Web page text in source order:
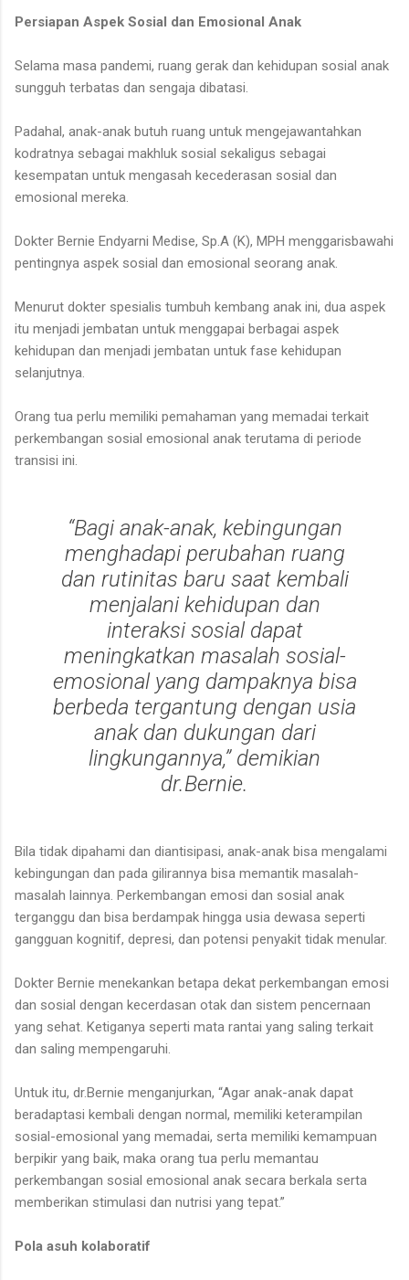
Persiapan Aspek Sosial dan Emosional Anak
Selama masa pandemi, ruang gerak dan kehidupan sosial anak
sungguh terbatas dan sengaja dibatasi.
Padahal, anak-anak butuh ruang untuk mengejawantahkan
kodratnya sebagai makhluk sosial sekaligus sebagai
kesempatan untuk mengasah kecederasan sosial dan
emosional mereka.
Dokter Bernie Endyarni Medise, Sp.A (K), MPH menggarisbawahi
pentingnya aspek sosial dan emosional seorang anak.
Menurut dokter spesialis tumbuh kembang anak ini, dua aspek
itu menjadi jembatan untuk menggapai berbagai aspek
kehidupan dan menjadi jembatan untuk fase kehidupan
selanjutnya.
Orang tua perlu memiliki pemahaman yang memadai terkait
perkembangan sosial emosional anak terutama di periode
transisi ini.
“Bagi anak-anak, kebingungan
menghadapi perubahan ruang
dan rutinitas baru saat kembali
menjalani kehidupan dan
interaksi sosial dapat
meningkatkan masalah sosial-
emosional yang dampaknya bisa
berbeda tergantung dengan usia
anak dan dukungan dari
lingkungannya,” demikian
dr.Bernie.
Bila tidak dipahami dan diantisipasi, anak-anak bisa mengalami
kebingungan dan pada gilirannya bisa memantik masalah-
masalah lainnya. Perkembangan emosi dan sosial anak
terganggu dan bisa berdampak hingga usia dewasa seperti
gangguan kognitif, depresi, dan potensi penyakit tidak menular.
Dokter Bernie menekankan betapa dekat perkembangan emosi
dan sosial dengan kecerdasan otak dan sistem pencernaan
yang sehat. Ketiganya seperti mata rantai yang saling terkait
dan saling mempengaruhi.
Untuk itu, dr.Bernie menganjurkan, “Agar anak-anak dapat
beradaptasi kembali dengan normal, memiliki keterampilan
sosial-emosional yang memadai, serta memiliki kemampuan
berpikir yang baik, maka orang tua perlu memantau
perkembangan sosial emosional anak secara berkala serta
memberikan stimulasi dan nutrisi yang tepat.”
Pola asuh kolaboratif